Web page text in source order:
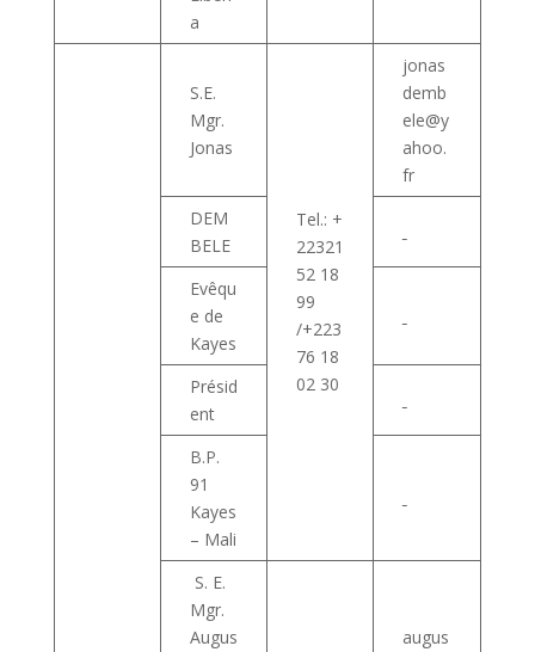
a
S.E.
Mgr.
Jonas
Tel.: +
22321
52 18
99
/+223
76 18
02 30
jonas
demb
ele@y
ahoo.
fr
DEM
BELE
Evêqu
e de
Kayes
Présid
ent
B.P.
91
Kayes
– Mali
S. E.
Mgr.
Augus
augus